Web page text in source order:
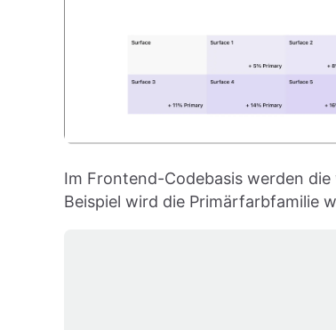
Im Frontend-Codebasis werden
Beispiel wird die Primärfarbfamilie